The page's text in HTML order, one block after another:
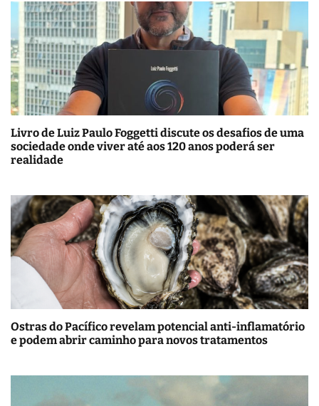
Livro de Luiz Paulo Foggetti discute os desafios de uma
sociedade onde viver até aos 120 anos poderá ser
realidade
Ostras do Pacífico revelam potencial anti-inflamatório
e podem abrir caminho para novos tratamentos